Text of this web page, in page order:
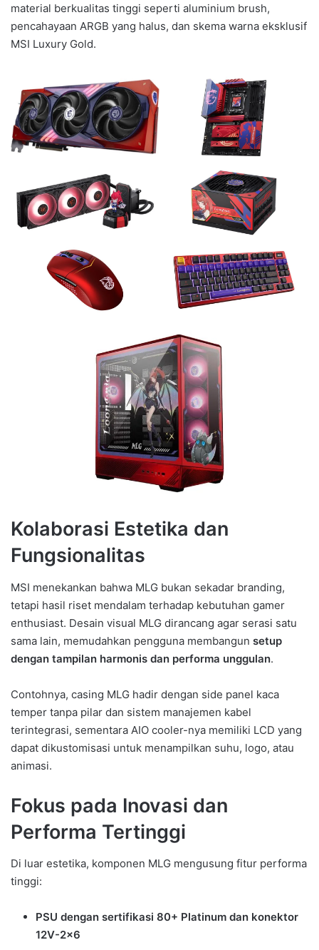
material berkualitas tinggi seperti aluminium brush,
pencahayaan ARGB yang halus, dan skema warna eksklusif
MSI Luxury Gold.
Kolaborasi Estetika dan
Fungsionalitas
MSI menekankan bahwa MLG bukan sekadar branding,
tetapi hasil riset mendalam terhadap kebutuhan gamer
enthusiast. Desain visual MLG dirancang agar serasi satu
sama lain, memudahkan pengguna membangun setup
dengan tampilan harmonis dan performa unggulan.
Contohnya, casing MLG hadir dengan side panel kaca
temper tanpa pilar dan sistem manajemen kabel
terintegrasi, sementara AIO cooler-nya memiliki LCD yang
dapat dikustomisasi untuk menampilkan suhu, logo, atau
animasi.
Fokus pada Inovasi dan
Performa Tertinggi
Di luar estetika, komponen MLG mengusung fitur performa
tinggi:
PSU dengan sertifikasi 80+ Platinum dan konektor
12V-2×6